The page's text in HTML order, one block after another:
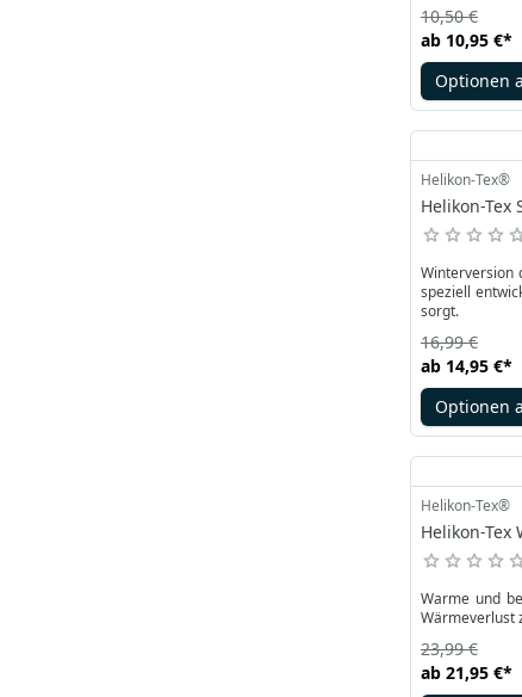
ab 10,95 €*
10,50 €
Optionen
Helikon-Tex®
Helikon-
Winterversion
speziell
sorgt.
ab 14,95 €*
16,99 €
Optionen
Helikon-Tex®
Helikon-Tex
Warme und
Wärmeverlust
ab 21,95 €*
23,99 €